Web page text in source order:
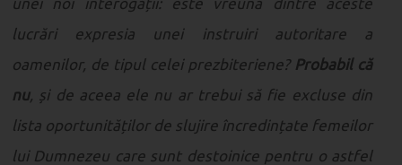
lucrări expresia unei instruiri autoritare a
oamenilor, de tipul celei prezbiteriene?Probabil că
nu, și de aceea ele nu ar trebui să fie excluse din
lista oportunităților de slujire încredințate femeilor
lui Dumnezeu care sunt destoinice pentru o astfel